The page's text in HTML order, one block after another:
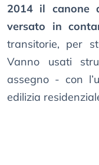
2014 il canone
versato in
transitorie, per
Vanno usati
assegno - con
edilizia